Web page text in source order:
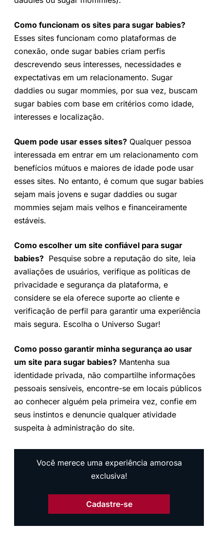
Como funcionam os sites para sugar babies?
Esses sites funcionam como plataformas de
conexão, onde sugar babies criam perfis
descrevendo seus interesses, necessidades e
expectativas em um relacionamento. Sugar
daddies ou sugar mommies, por sua vez, buscam
sugar babies com base em critérios como idade,
interesses e localização.
Quem pode usar esses sites?Qualquer pessoa
interessada em entrar em um relacionamento com
benefícios mútuos e maiores de idade pode usar
esses sites. No entanto, é comum que sugar babies
sejam mais jovens e sugar daddies ou sugar
mommies sejam mais velhos e financeiramente
estáveis.
Como escolher um site confiável para sugar
babies?Pesquise sobre a reputação do site, leia
avaliações de usuários, verifique as políticas de
privacidade e segurança da plataforma, e
considere se ela oferece suporte ao cliente e
verificação de perfil para garantir uma experiência
mais segura. Escolha o Universo Sugar!
Como posso garantir minha segurança ao usar
um site para sugar babies?Mantenha sua
identidade privada, não compartilhe informações
pessoais sensíveis, encontre-se em locais públicos
ao conhecer alguém pela primeira vez, confie em
seus instintos e denuncie qualquer atividade
suspeita à administração do site.
Você merece uma experiência amorosa
exclusiva!
Cadastre-se